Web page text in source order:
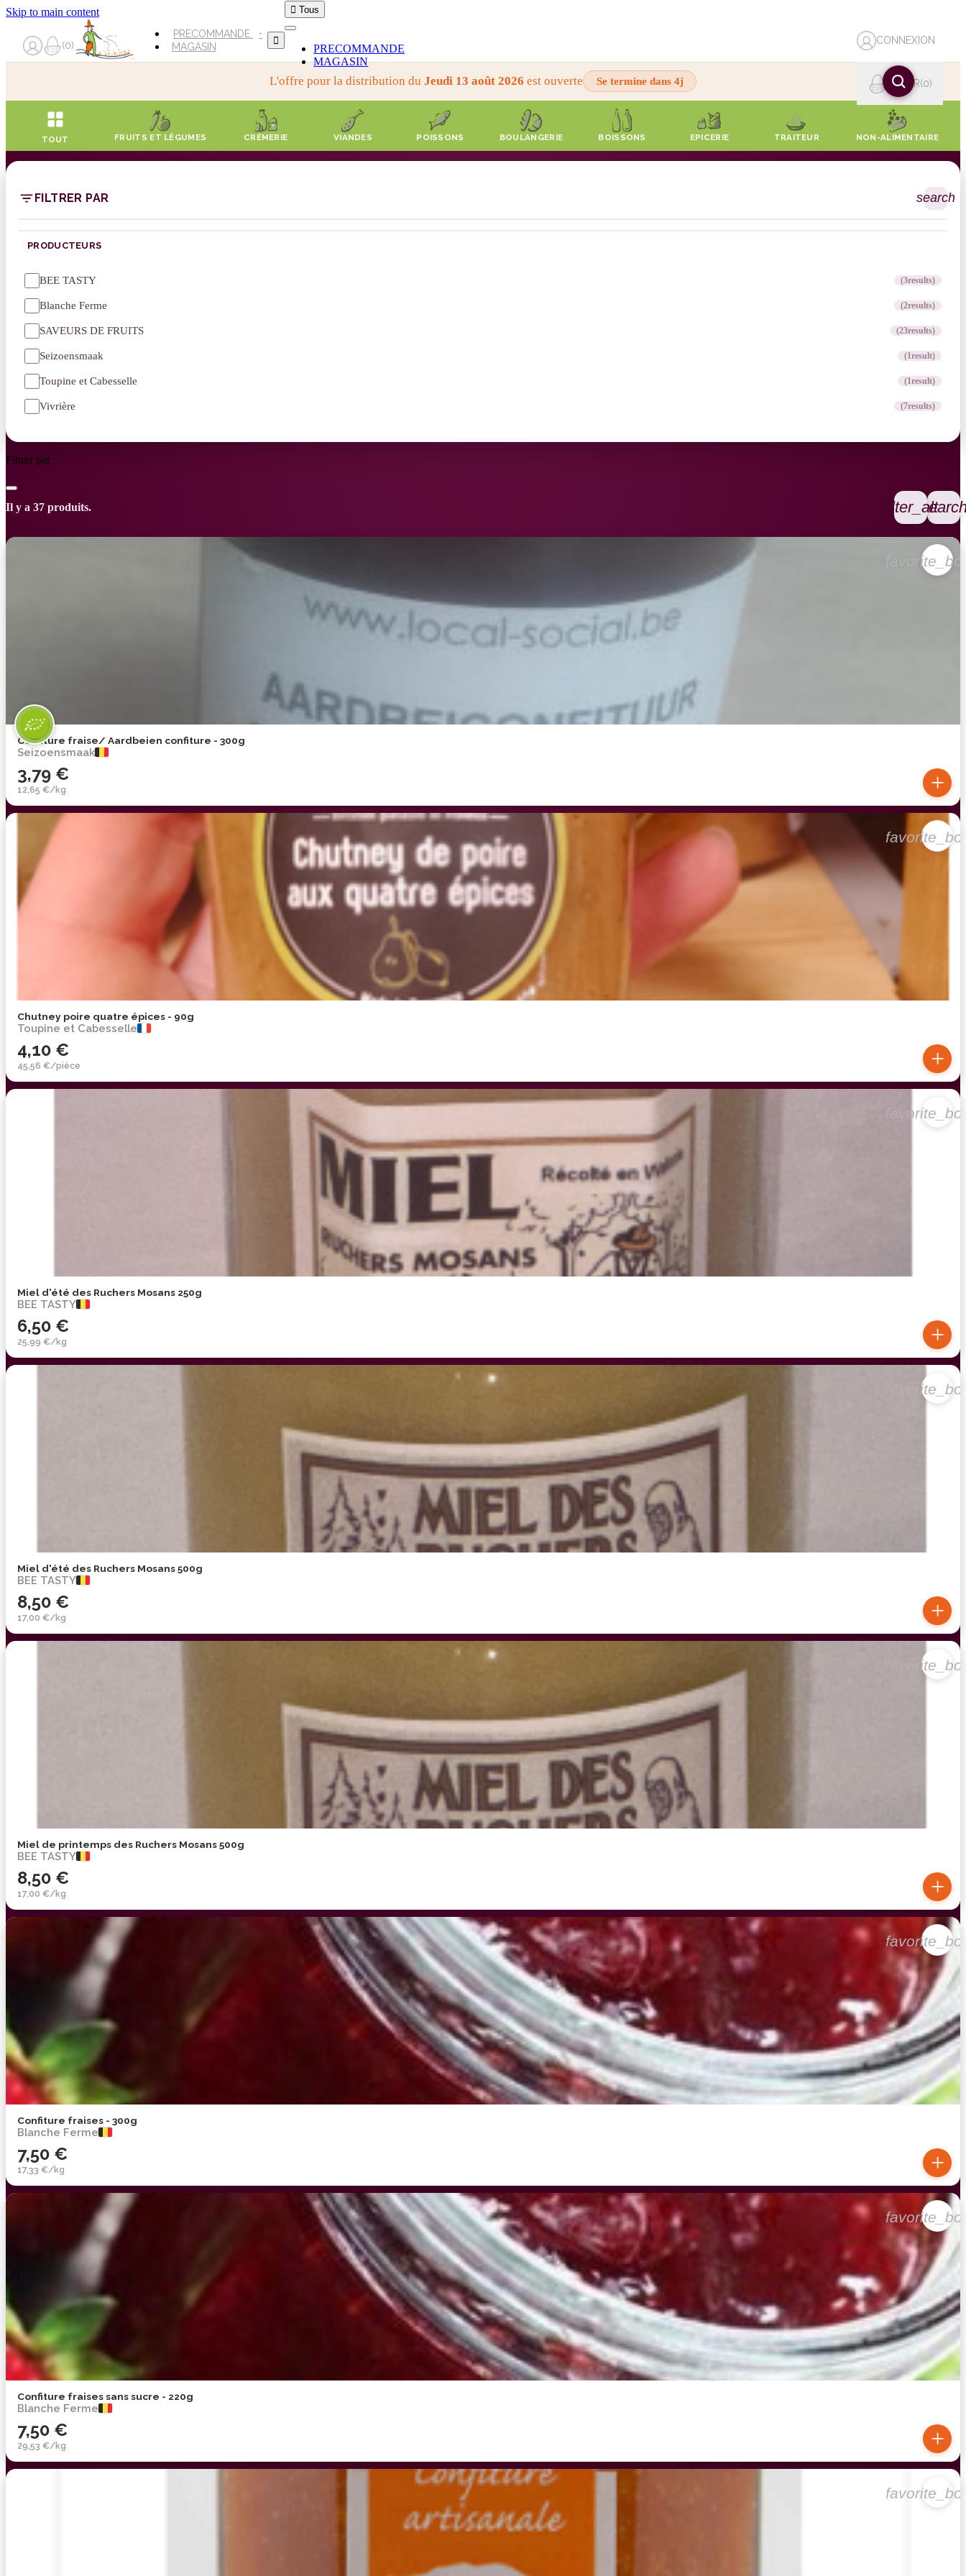
Skip to main content
PRECOMMANDE
MAGASIN

 Tous
PRECOMMANDE
MAGASIN
CONNEXION
PANIER 0
0
L'offre pour la distribution du Jeudi 13 août 2026 est ouverte Se termine dans 4j
TOUT FRUITS ET LÉGUMES CRÈMERIE VIANDES POISSONS BOULANGERIE BOISSONS EPICERIE TRAITEUR NON-ALIMENTAIRE
FILTRER PAR search
PRODUCTEURS
BEE TASTY (3results)
Blanche Ferme (2results)
SAVEURS DE FRUITS (23results)
Seizoensmaak (1 result)
Toupine et Cabesselle (1 result)
Vivrière (7results)
Filtrer par
Il y a 37 produits. filter_alt
Confiture fraise/ Aardbeien confiture - 300g
Seizoensmaak
3,79 €
12,65 €/kg +
Chutney poire quatre épices - 90g
Toupine et Cabesselle
4,10 €
45,56 €/pièce +
Miel d'été des Ruchers Mosans 250g
BEE TASTY
6,50 €
25,99 €/kg +
Miel d'été des Ruchers Mosans 500g
BEE TASTY
8,50 €
17,00 €/kg +
Miel de printemps des Ruchers Mosans 500g
BEE TASTY
8,50 €
17,00 €/kg +
Confiture fraises - 300g
Blanche Ferme
7,50 €
17,33 €/kg +
Confiture fraises sans sucre - 220g
Blanche Ferme
7,50 €
29,53 €/kg +